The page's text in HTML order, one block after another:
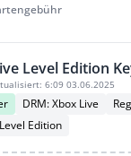
Level Edition
6:09 03.06.2025
DRM: Xbox Live
Edition